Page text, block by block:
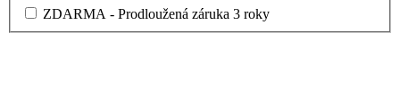
ZDARMA - Prodloužená záruka 3 roky